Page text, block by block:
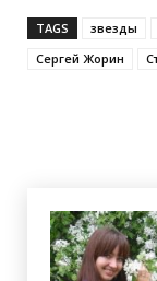
TAGS звезды
Сергей Жорин